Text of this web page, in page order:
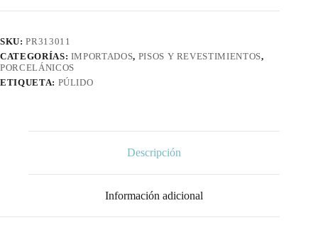
SKU:PR313011
CATEGORÍAS: IMPORTADOS, PISOS Y REVESTIMIENTOS,
PORCELÁNICOS
ETIQUETA: PÚLIDO
Descripción
Información adicional